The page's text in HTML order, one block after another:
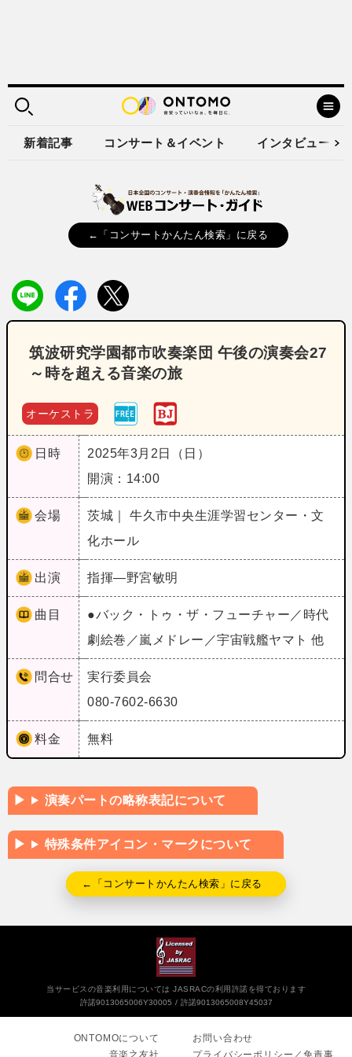
新着記事 コンサート＆イベント インタビュー
←「コンサートかんたん検索」に戻る
筑波研究学園都市吹奏楽団 午後の演奏会27
～時を超える音楽の旅
オーケストラ
日時
2025年3月2日（日）
開演：14:00
会場
茨城｜ 牛久市中央生涯学習センター・文
化ホール
出演 指揮―野宮敏明
曲目
●バック・トゥ・ザ・フューチャー／時代
劇絵巻／嵐メドレー／宇宙戦艦ヤマト 他
問合せ
実行委員会
080-7602-6630
料金 無料
演奏パートの略称表記について
特殊条件アイコン・マークについて
←「コンサートかんたん検索」に戻る
当サービスの音楽利用については JASRACの利用許諾を得ております
許諾9013065006Y30005
許諾9013065008Y45037
ONTOMOについて
音楽之友社
お問い合わせ
プライバシーポリシー／免責事